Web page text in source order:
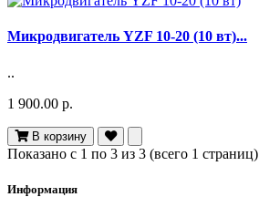
Микродвигатель YZF 10-20 (10 вт)...
..
1 900.00 р.
В корзину
Показано с 1 по 3 из 3 (всего 1 страниц)
Информация